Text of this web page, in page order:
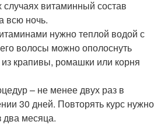
витаминный состав
всю ночь.
нужно теплой водой с
волосы можно ополоснуть
крапивы, ромашки или корня
– не менее двух раз в
30 дней. Повторять курс нужно
два месяца.